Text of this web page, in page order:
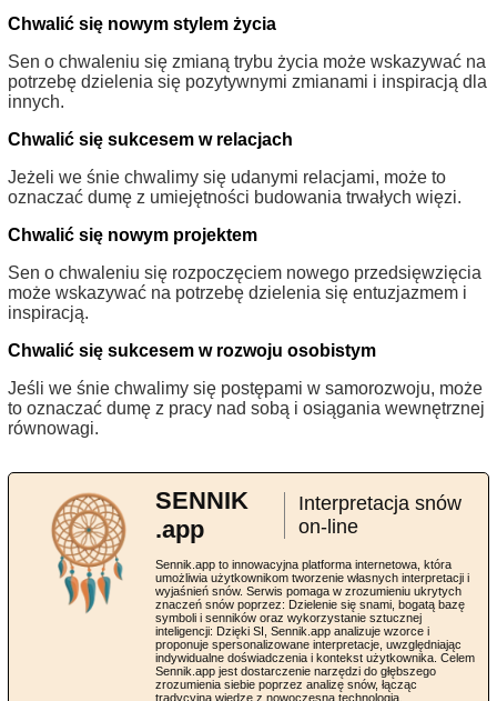
Chwalić się nowym stylem życia
Sen o chwaleniu się zmianą trybu życia może wskazywać na
potrzebę dzielenia się pozytywnymi zmianami i inspiracją dla
innych.
Chwalić się sukcesem w relacjach
Jeżeli we śnie chwalimy się udanymi relacjami, może to
oznaczać dumę z umiejętności budowania trwałych więzi.
Chwalić się nowym projektem
Sen o chwaleniu się rozpoczęciem nowego przedsięwzięcia
może wskazywać na potrzebę dzielenia się entuzjazmem i
inspiracją.
Chwalić się sukcesem w rozwoju osobistym
Jeśli we śnie chwalimy się postępami w samorozwoju, może
to oznaczać dumę z pracy nad sobą i osiągania wewnętrznej
równowagi.
SENNIK
.app
Interpretacja snów
on-line
Sennik.app to innowacyjna platforma internetowa, która
umożliwia użytkownikom tworzenie własnych interpretacji i
wyjaśnień snów. Serwis pomaga w zrozumieniu ukrytych
znaczeń snów poprzez: Dzielenie się snami, bogatą bazę
symboli i senników oraz wykorzystanie sztucznej
inteligencji: Dzięki SI, Sennik.app analizuje wzorce i
proponuje spersonalizowane interpretacje, uwzględniając
indywidualne doświadczenia i kontekst użytkownika. Celem
Sennik.app jest dostarczenie narzędzi do głębszego
zrozumienia siebie poprzez analizę snów, łącząc
tradycyjną wiedzę z nowoczesną technologią.